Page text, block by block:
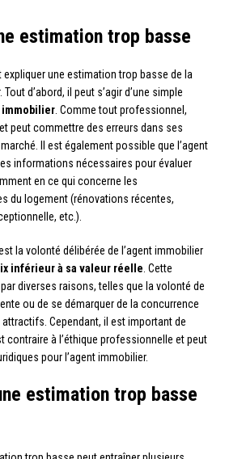
estimation trop basse
une estimation trop basse de la
d’abord, il peut s’agir d’une simple
immobilier . Comme tout professionnel,
peut commettre des erreurs dans ses
Il est également possible que l’agent
informations nécessaires pour évaluer
en ce qui concerne les
du logement (rénovations récentes,
etc.).
la volonté délibérée de l’agent immobilier
inférieur à sa valeur réelle . Cette
diverses raisons, telles que la volonté de
ou de se démarquer de la concurrence
Cependant, il est important de
contraire à l’éthique professionnelle et peut
pour l’agent immobilier.
estimation trop basse